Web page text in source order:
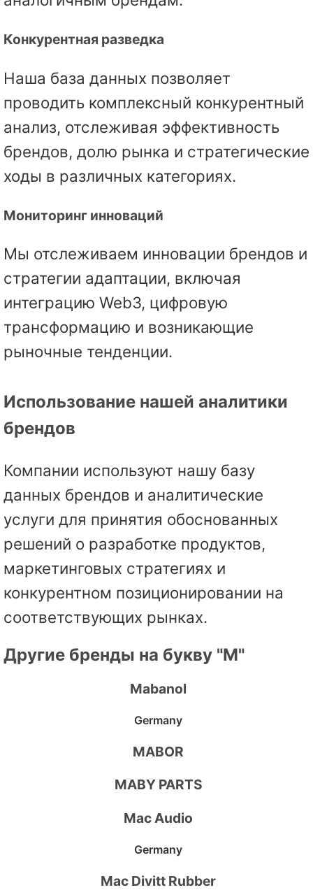
Конкурентная разведка
Наша база данных позволяет
проводить комплексный конкурентный
анализ, отслеживая эффективность
брендов, долю рынка и стратегические
ходы в различных категориях.
Мониторинг инноваций
Мы отслеживаем инновации брендов и
стратегии адаптации, включая
интеграцию Web3, цифровую
трансформацию и возникающие
рыночные тенденции.
Использование нашей аналитики
брендов
Компании используют нашу базу
данных брендов и аналитические
услуги для принятия обоснованных
решений о разработке продуктов,
маркетинговых стратегиях и
конкурентном позиционировании на
соответствующих рынках.
Другие бренды на букву "M"
Mabanol
Germany
MABOR
MABY PARTS
Mac Audio
Germany
Mac Divitt Rubber